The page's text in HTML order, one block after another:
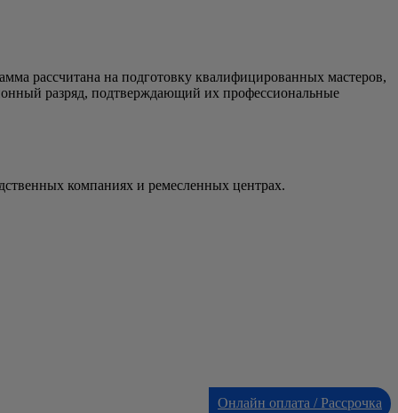
рассчитана на подготовку квалифицированных мастеров,
разряд, подтверждающий их профессиональные
компаниях и ремесленных центрах.
Онлайн оплата / Рассрочка